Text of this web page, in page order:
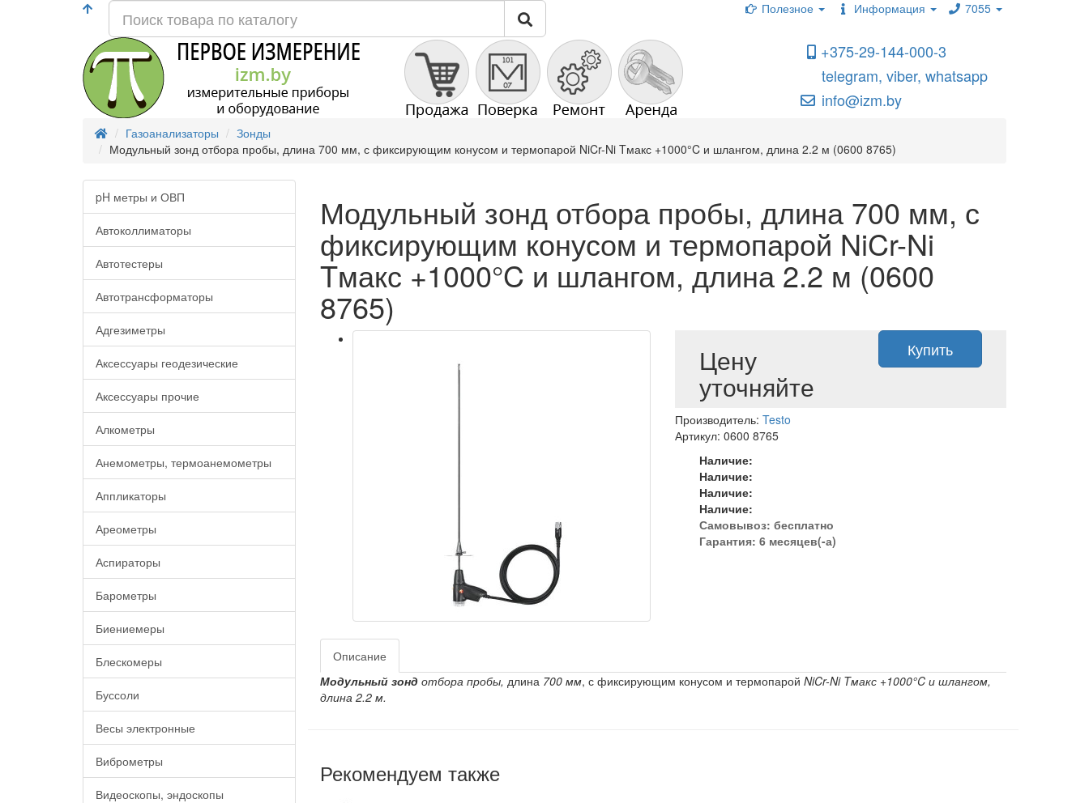
Полезное Информация 7055
+375-29-144-000-3
telegram, viber, whatsapp
info@izm.by
Газоанализаторы
Зонды
Модульный зонд отбора пробы, длина 700 мм, с фиксирующим конусом и термопарой NiCr-Ni Tмакс +1000°C и шлангом, длина 2.2 м (0600 8765)
pH метры и ОВП
Автоколлиматоры
Автотестеры
Автотрансформаторы
Адгезиметры
Аксессуары геодезические
Аксессуары прочие
Алкометры
Анемометры, термоанемометры
Аппликаторы
Ареометры
Аспираторы
Барометры
Биениемеры
Блескомеры
Буссоли
Весы электронные
Виброметры
Видеоскопы, эндоскопы
Модульный зонд отбора пробы, длина 700 мм, с
фиксирующим конусом и термопарой NiCr-Ni
Tмакс +1000°C и шлангом, длина 2.2 м (0600
8765)
Цену
уточняйте
Купить
Производитель:Testo
Артикул: 0600 8765
Наличие:
Наличие:
Наличие:
Наличие:
Самовывоз:бесплатно
Гарантия: 6 месяцев(-а)
Описание
Модульный зонд отбора пробы, длина 700 мм, с фиксирующим конусом и термопарой NiCr-Ni Tмакс +1000°C и шлангом,
длина 2.2 м.
Рекомендуем также